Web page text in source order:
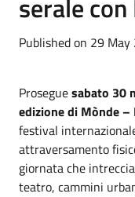
serale
Published on 29 May
Proseguesabato 30
edizione di Mònde –
festival
attraversamento
giornata che
teatro, cammini